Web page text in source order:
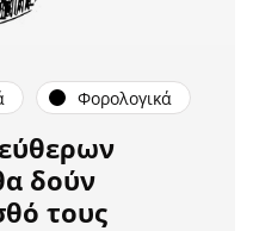
Φορολογικά
δούν
τους